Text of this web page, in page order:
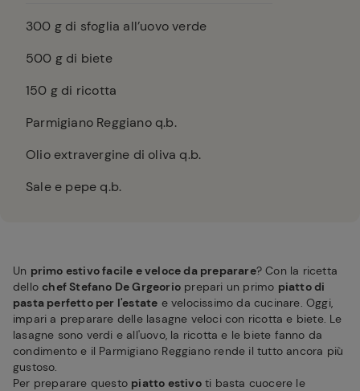
300 g di sfoglia all’uovo verde
500 g di biete
150 g di ricotta
Parmigiano Reggiano q.b.
Olio extravergine di oliva q.b.
Sale e pepe q.b.
Un primo estivo facile e veloce da preparare? Con la ricetta
dellochef Stefano De Grgeorio prepari un primo piatto di
pasta perfetto per l'estate e velocissimo da cucinare. Oggi,
impari a preparare delle lasagne veloci con ricotta e biete. Le
lasagne sono verdi e all'uovo, la ricotta e le biete fanno da
condimento e il Parmigiano Reggiano rende il tutto ancora più
gustoso.
Per preparare questo piatto estivoti basta cuocere le